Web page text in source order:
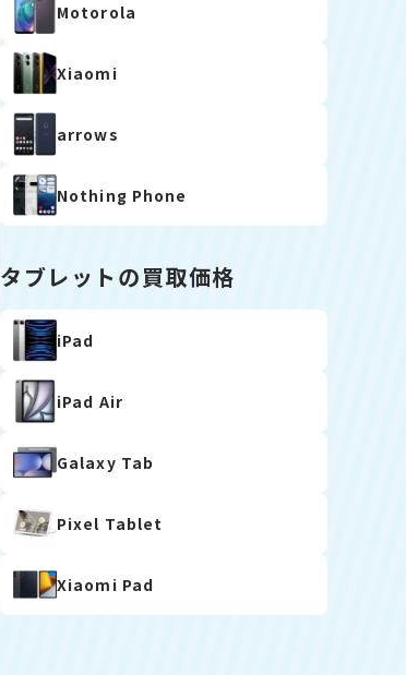
Motorola
Xiaomi
arrows
Nothing Phone
タブレットの買取価格
iPad
iPad Air
Galaxy Tab
Pixel Tablet
Xiaomi Pad